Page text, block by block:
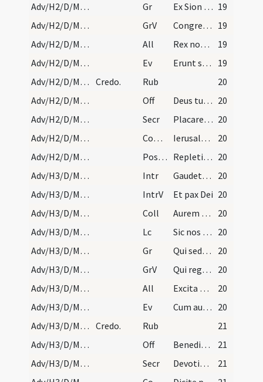
Adv/H2/D/M2/Mass Propers
Gr Ex Sion species decoris eius 19
Adv/H2/D/M2/Mass Propers
GrV Congregate illi sanctos eius 19
Adv/H2/D/M2/Mass Propers
All Rex noster advenit Christus
19
Adv/H2/D/M2/Mass Propers
Ev Erunt signa magna in sole et luna et stellis (L)
19
Adv/H2/D/Mass Propers
Credo. Rub
20
Adv/H2/D/M2/Mass Propers
Off Deus tu convertens 20
Adv/H2/D/M2/Mass Propers
Secr Placare Domine quaesumus humilitatis nostrae precibus et hostiis ... succurre praesidiis. 20
Adv/H2/D/M2/Mass Propers
Comm Ierusalem surge
20
Adv/H2/D/M2/Mass Propers
Postcomm Repleti cibo potuque spiritalis ... amare caelestia. 20
Adv/H3/D/M2/Mass Propers
Intr Gaudete in Domino semper
20
Adv/H3/D/M2/Mass Propers
IntrV Et pax Dei 20
Adv/H3/D/M2/Mass Propers
Coll Aurem tuam quaesumus Domine precibus nostris accommoda ... visitationis illustra.
20
Adv/H3/D/M2/Mass Propers
Lc Sic nos existimet homo ut ministros Christi (K) 20
Adv/H3/D/M2/Mass Propers
Gr Qui sedes Domine super Cherubin
20
Adv/H3/D/M2/Mass Propers
GrV Qui regis Israel intende
20
Adv/H3/D/M2/Mass Propers
All Excita potentiam tuam
20
Adv/H3/D/M2/Mass Propers
Ev Cum audisset Ioannes in vinculis opera Christi (Mt) 20
Adv/H3/D/Mass Propers
Credo. Rub
21
Adv/H3/D/M2/Mass Propers
Off Benedixisti Domine terram tuam
21
Adv/H3/D/M2/Mass Propers
Secr Devotionis nostrae tibi quaesumus Domine hostia ... mirabiliter operetur.
21